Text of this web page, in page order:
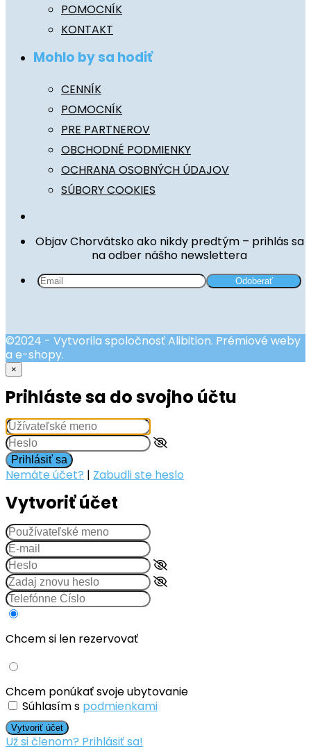
POMOCNÍK
KONTAKT
Mohlo by sa hodiť
CENNÍK
POMOCNÍK
PRE PARTNEROV
OBCHODNÉ PODMIENKY
OCHRANA OSOBNÝCH ÚDAJOV
SÚBORY COOKIES
Objav Chorvátsko ako nikdy predtým – prihlás sa
na odber nášho newslettera
©2024 - Vytvorila spoločnosť Alibition. Prémiové weby
a e-shopy.
×
Prihláste sa do svojho účtu
Prihlásiť sa
Nemáte účet? | Zabudli ste heslo
Vytvoriť účet
Chcem si len rezervovať
Chcem ponúkať svoje ubytovanie
Súhlasím s podmienkami
Vytvoriť účet
Už si členom? Prihlásiť sa!